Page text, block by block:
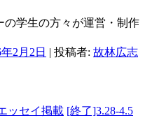
の学生の方々が運営・制作
2月2日 | 投稿者: 故林広志
ッセイ掲載 [終了]3.28-4.5